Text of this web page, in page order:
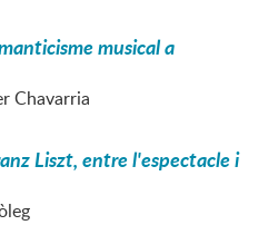
musical a
Chavarria
Liszt, entre l'espectacle i